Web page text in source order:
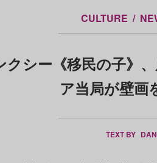
CULTURE
クシー《移民の子》
ア当局が壁画
TEXT BY